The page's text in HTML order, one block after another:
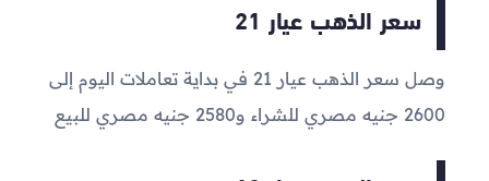
سعر الذهب عيار 21
وصل سعر الذهب عيار 21 في بداية تعاملات اليوم إلى
2600 جنيه مصري للشراء و2580 جنيه مصري للبيع